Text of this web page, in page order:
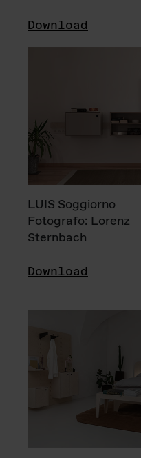
Download
LUIS Soggiorno
Fotografo: Lorenz
Sternbach
Download